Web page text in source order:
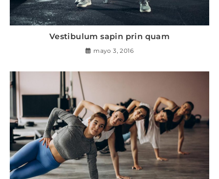
Vestibulum sapin prin quam
mayo 3, 2016